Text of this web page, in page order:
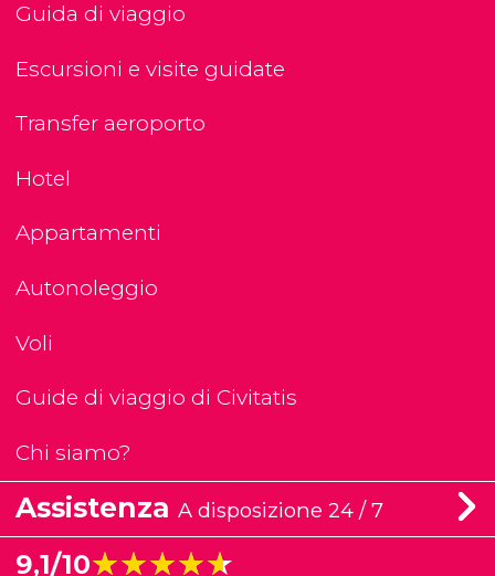
Guida di viaggio
Escursioni e visite guidate
Transfer aeroporto
Hotel
Appartamenti
Autonoleggio
Voli
Guide di viaggio di Civitatis
Chi siamo?
Assistenza A disposizione 24 / 7
9,1/10★★★★★
★★★★★